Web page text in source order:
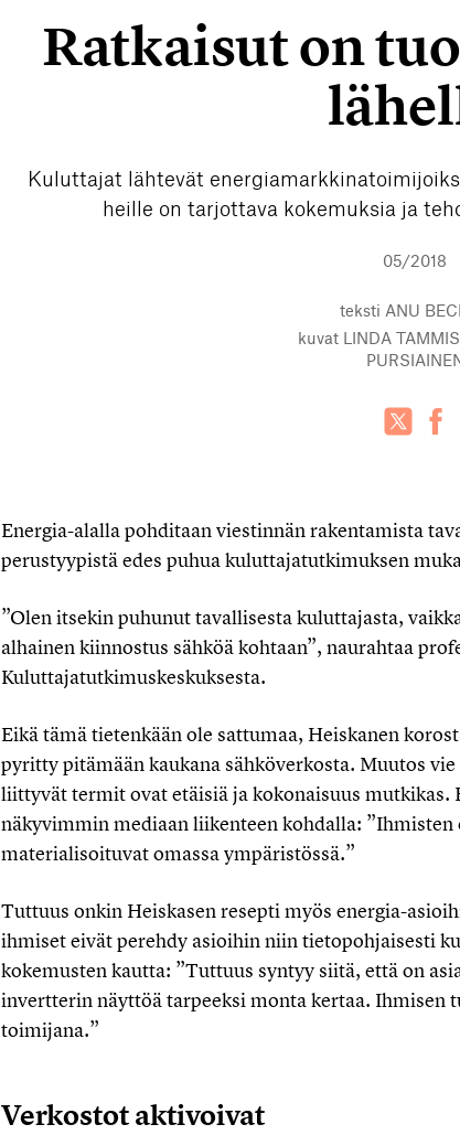
Ratkaisut on
Kuluttajat lähtevät
heille on tarjottava kokemuksia ja
05/2018
teksti ANU
kuvat LINDA
Energia-alalla pohditaan viestinnän rakentamista
perustyypistä edes puhua kuluttajatutkimuksen
”Olen itsekin puhunut tavallisesta kuluttajasta,
alhainen kiinnostus sähköä kohtaan”, naurahtaa
Kuluttajatutkimuskeskuksesta.
Eikä tämä tietenkään ole sattumaa, Heiskanen
pyritty pitämään kaukana sähköverkosta. Muutos
liittyvät termit ovat etäisiä ja kokonaisuus mutkikas.
näkyvimmin mediaan liikenteen kohdalla:
materialisoituvat omassa ympäristössä.”
Tuttuus onkin Heiskasen resepti myös energia-
ihmiset eivät perehdy asioihin niin tietopohjaisesti
kokemusten kautta: ”Tuttuus syntyy siitä, että on
invertterin näyttöä tarpeeksi monta kertaa. Ihmisen
toimijana.”
Verkostot aktivoivat